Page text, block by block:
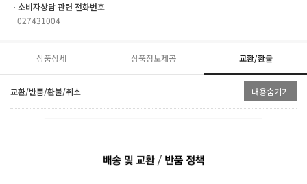
ㆍ소비자상담 관련 전화번호
027431004
상품상세 상품정보제공 교환/환불
교환/반품/환불/취소 내용숨기기